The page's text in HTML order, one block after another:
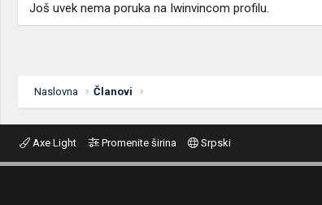
Još uvek nema poruka na Iwinvincom profilu.
Naslovna Članovi
Axe Light Promenite širina Srpski